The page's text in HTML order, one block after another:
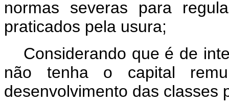
normas severas para
praticados pela usura;
Considerando que é de
não tenha o capital
desenvolvimento das classes